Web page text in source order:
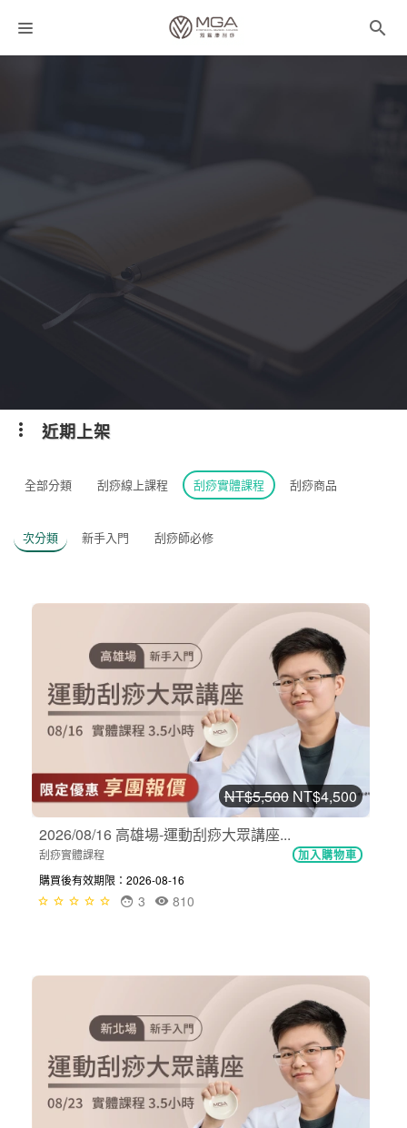
近期上架
全部分類 刮痧線上課程 刮痧實體課程 刮痧商品
次分類 新手入門 刮痧師必修
NT$5,500 NT$4,500
2026/08/16 高雄場-運動刮痧大眾講座...
刮痧實體課程 加入購物車
購買後有效期限：2026-08-16
810
3